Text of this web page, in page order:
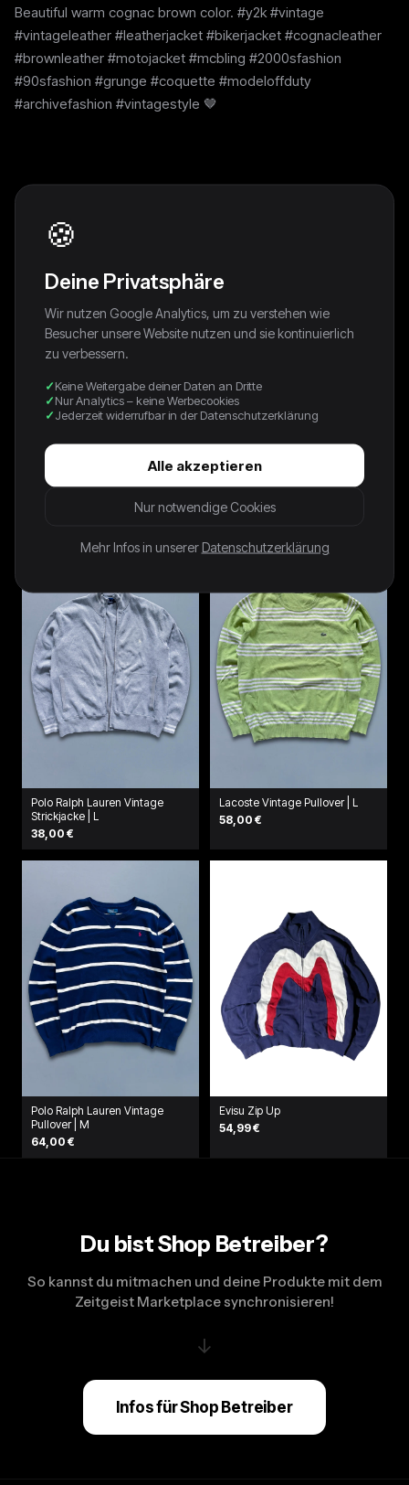
Beautiful warm cognac brown color. #y2k #vintage
#vintageleather #leatherjacket #bikerjacket #cognacleather
#brownleather #motojacket #mcbling #2000sfashion
#90sfashion #grunge #coquette #modeloffduty
#archivefashion #vintagestyle 🤎
64,00 €
Polo Ralph Lauren Vintage
Strickjacke | L
38,00 €
Lacoste Vintage Pullover | L
58,00 €
Polo Ralph Lauren Vintage
Pullover | M
64,00 €
Evisu Zip Up
54,99 €
Du bist Shop Betreiber?
So kannst du mitmachen und deine Produkte mit dem
Zeitgeist Marketplace synchronisieren!
↓
Infos für Shop Betreiber
🍪
Deine Privatsphäre
Wir nutzen Google Analytics, um zu verstehen wie
Besucher unsere Website nutzen und sie kontinuierlich
zu verbessern.
Keine Weitergabe deiner Daten an Dritte
Nur Analytics – keine Werbecookies
Jederzeit widerrufbar in der Datenschutzerklärung
Alle akzeptieren
Nur notwendige Cookies
Mehr Infos in unserer Datenschutzerklärung